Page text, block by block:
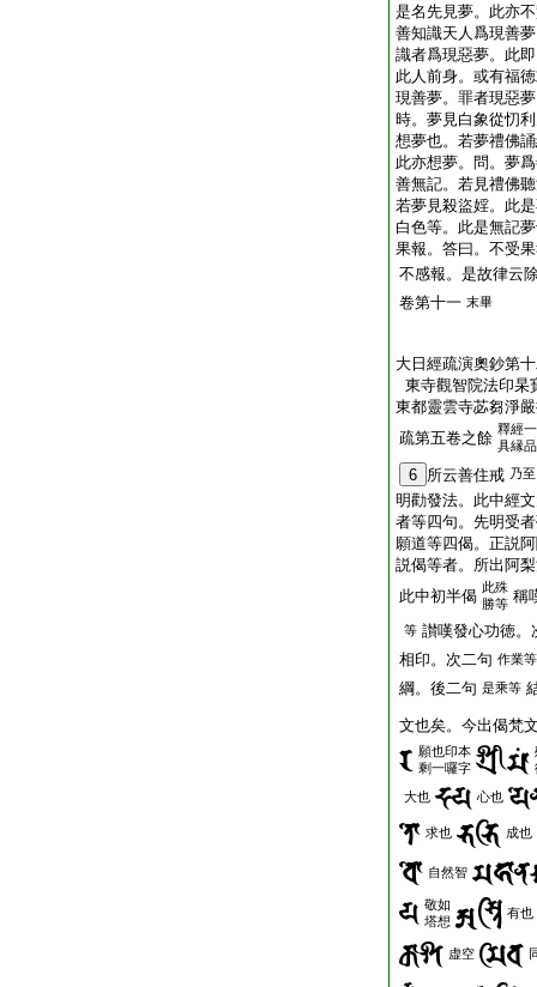
是名先見夢。此亦
善知識天人爲現善
識者爲現惡夢。此
此人前身。或有福
現善夢。罪者現惡
時。夢見白象從忉
想夢也。若夢禮佛
此亦想夢。問。夢
善無記。若見禮佛
若夢見殺盜婬。此
白色等。此是無記
果報。答曰。不受
不感報。是故律云
卷第十一 末畢
大日經疏演奧鈔第
東寺觀智院法印杲
東都靈雲寺苾芻淨
疏第五卷之餘 釋經一
具縁品
6 所云善住戒 乃至
明勸發法。此中經
者等四句。先明受
願道等四偈。正説
説偈等者。所出阿
此中初半偈 此殊
勝等 稱
等 讃嘆發心功徳。
相印。次二句 作業等
綱。後二句 是乘等
文也矣。今出偈梵
願也印本
剩一囉字
大也
心也
求也 成也
自然智
敬如
塔想
有也
虚空